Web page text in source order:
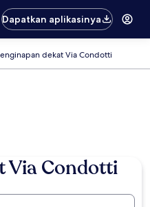
Dapatkan aplikasinya
dekat Via Condotti
Via Condotti